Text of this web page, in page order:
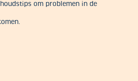
om problemen in de